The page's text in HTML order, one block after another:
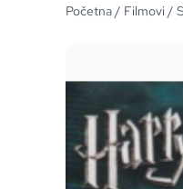
Početna/ Filmovi/